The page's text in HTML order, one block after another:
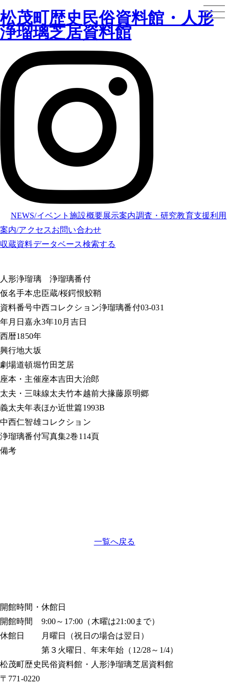
松茂町歴史民俗資料館・人形
浄瑠璃芝居資料館
NEWS/イベント施設概要展示案内調査・研究教育支援利用
案内/アクセスお問い合わせ
収蔵資料データベース検索する
人形浄瑠璃浄瑠璃番付
仮名手本忠臣蔵/桜鍔恨鮫鞘
資料番号中西コレクション浄瑠璃番付03-031
年月日嘉永3年10月吉日
西暦1850年
興行地大坂
劇場道頓堀竹田芝居
座本・主催座本吉田大治郎
太夫・三味線太夫竹本越前大掾藤原明郷
義太夫年表ほか近世篇1993B
中西仁智雄コレクション
浄瑠璃番付写真集2巻114頁
備考
一覧へ戻る
開館時間・休館日
開館時間 9:00～17:00（木曜は21:00まで）
休館日 月曜日（祝日の場合は翌日）
第３火曜日、年末年始（12/28～1/4）
松茂町歴史民俗資料館・人形浄瑠璃芝居資料館
〒771-0220